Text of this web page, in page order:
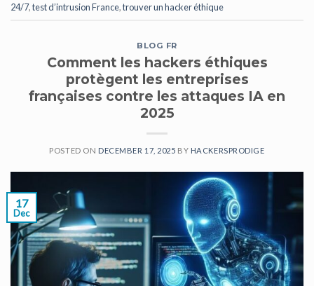
24/7,test d’intrusion France,trouver un hacker éthique
BLOG FR
Comment les hackers éthiques
protègent les entreprises
françaises contre les attaques IA en
2025
POSTED ON DECEMBER 17, 2025 BY HACKERSPRODIGE
17
Dec